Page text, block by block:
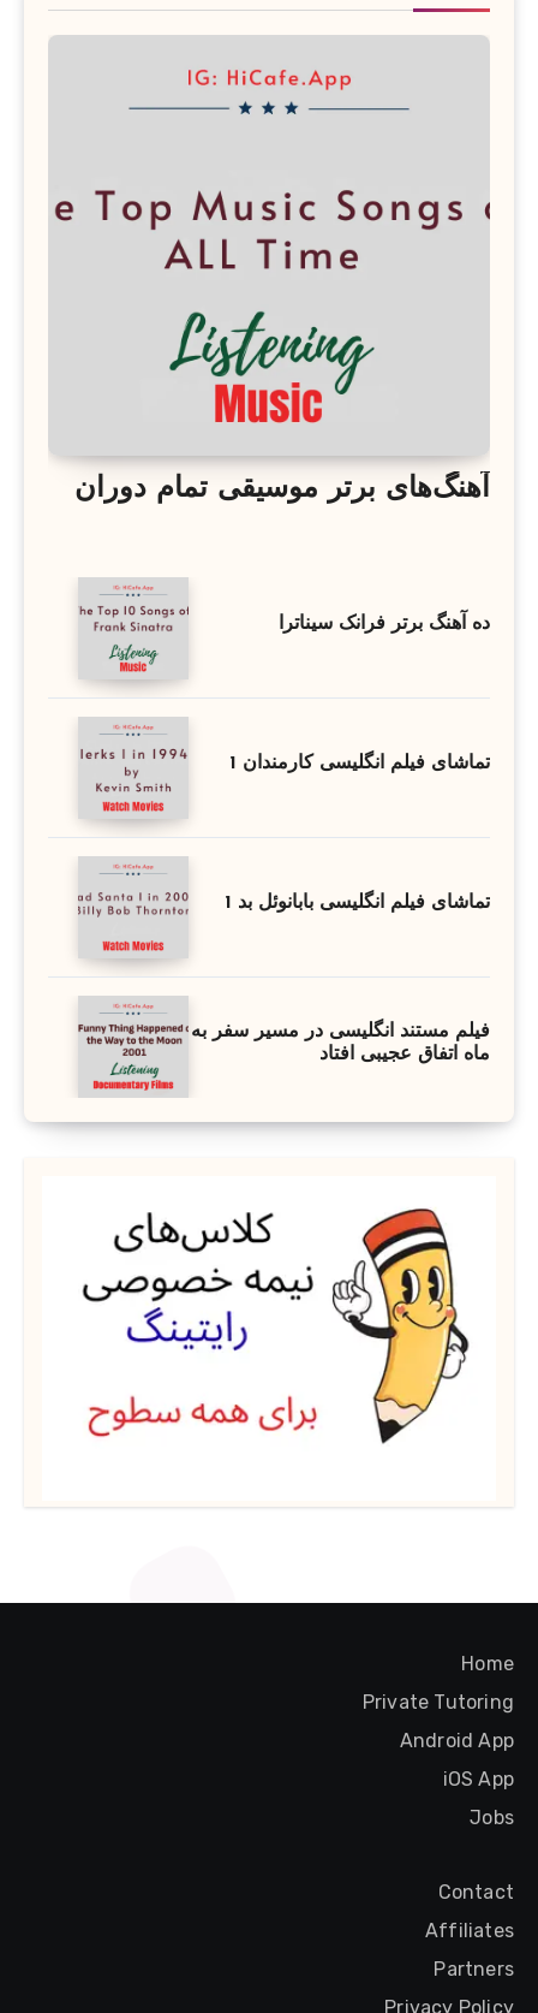
آهنگ‌های برتر موسیقی تمام دوران
ده آهنگ برتر فرانک سیناترا
تماشای فیلم انگلیسی کارمندان 1
تماشای فیلم انگلیسی بابانوئل بد 1
فیلم مستند انگلیسی در مسیر سفر به
ماه اتفاق عجیبی افتاد
Home
Private Tutoring
Android App
iOS App
Jobs
Contact
Affiliates
Partners
Privacy Policy